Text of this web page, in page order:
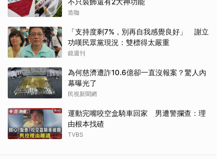
造咖
「支持度剩7%，別再自我感覺良好」 謝立
功嘆民眾黨現況：雙標得太嚴重
鏡週刊
為何慈濟遭詐10.6億卻一直沒報案？驚人內
幕曝光了
民視新聞網
運動完嘴咬空盒騎車回家 男遭警攔查：理
由根本找碴
TVBS